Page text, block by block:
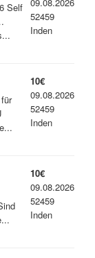
Self
52459
Inden
10€
09.08.2026
52459
Inden
10€
09.08.2026
52459
Inden